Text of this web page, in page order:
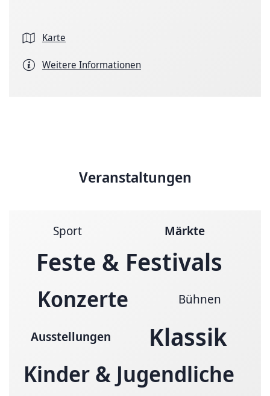
Karte
Weitere Informationen
Veranstaltungen
Sport Märkte
Feste & Festivals
Konzerte Bühnen
Ausstellungen Klassik
Kinder & Jugendliche